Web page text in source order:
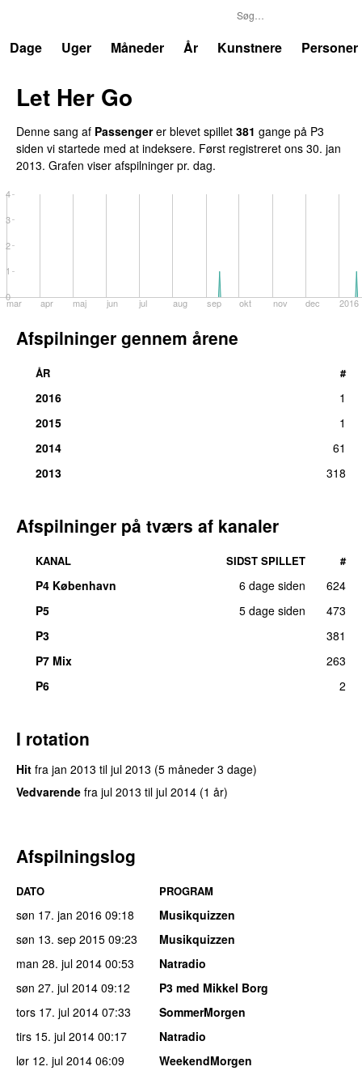
Dage
Uger Måneder År Kunstnere Personer
Let Her Go
Denne sang af Passengerer blevet spillet 381 gange på P3
siden vi startede med at indeksere. Først registreret ons 30. jan
2013. Grafen viser afspilninger pr. dag.
mar apr maj jun jul aug sep okt nov dec 2016
0
1
2
3
4
Afspilninger gennem årene
ÅR #
2016
1
2015
1
2014
61
2013
318
Afspilninger på tværs af kanaler
KANAL SIDST SPILLET #
P4 København 6 dage siden
624
P5
5 dage siden
473
P3
381
P7 Mix
263
P6
2
I rotation
Hit fra jan 2013 til jul 2013 (5 måneder 3 dage)
Vedvarende fra jul 2013 til jul 2014 (1 år)
Afspilningslog
DATO PROGRAM
søn 17. jan 2016 09:18
Musikquizzen
søn 13. sep 2015 09:23
Musikquizzen
man 28. jul 2014 00:53
Natradio
søn 27. jul 2014 09:12
P3 med Mikkel Borg
tors 17. jul 2014 07:33
SommerMorgen
tirs 15. jul 2014 00:17
Natradio
lør 12. jul 2014 06:09
WeekendMorgen